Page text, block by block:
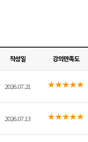
작성일 강의만족도
2026.07.21
2026.07.13